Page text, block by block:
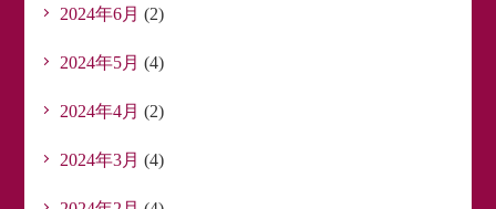
2024年6月 (2)
2024年5月 (4)
2024年4月 (2)
2024年3月 (4)